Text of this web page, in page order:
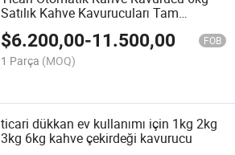
Satılık Kahve Kavurucuları Tam
Endüstriyel Otomatik Kahve Çekirdeği
Kavurucuları
$6.200,00-11.500,00 FOB
1 Parça (MOQ)
ticari dükkan ev kullanımı için 1kg 2kg
3kg 6kg kahve çekirdeği kavurucu